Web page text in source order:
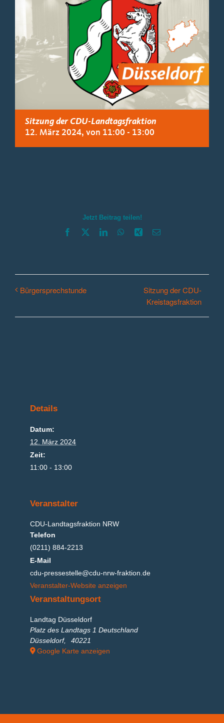
Sitzung der CDU-Landtagsfraktion
12. März 2024, von 11:00 - 13:00
Jetzt Beitrag teilen!
Facebook LinkedInWhatsApp
Xing E-
Bürgersprechstunde
Sitzung der CDU-
Kreistagsfraktion
Details
Datum:
12. März 2024
Zeit:
11:00 - 13:00
Veranstaltungsort
Landtag Düsseldorf
Platz des Landtags 1 Deutschland
Düsseldorf,
40221
Google Karte anzeigen
Veranstalter
CDU-Landtagsfraktion NRW
Telefon
(0211) 884-2213
E-Mail
cdu-pressestelle@cdu-nrw-fraktion.de
Veranstalter-Website anzeigen